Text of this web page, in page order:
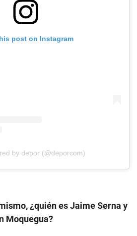
post on Instagram
by depor (@deporcom)
¿quién es Jaime Serna y
Moquegua?